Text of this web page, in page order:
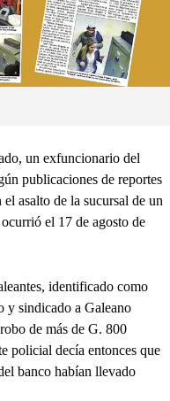
un exfuncionario del
publicaciones de reportes
asalto de la sucursal de un
el 17 de agosto de
identificado como
y sindicado a Galeano
de más de G. 800
policial decía entonces que
banco habían llevado